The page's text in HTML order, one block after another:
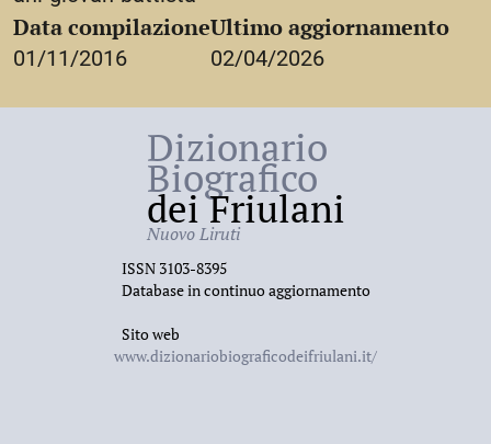
Data compilazione
01/11/2016
Ultimo aggiornamento
02/04/2026
Dizionario
Biografico
dei Friulani
Nuovo Liruti
ISSN 3103-8395
Database in continuo aggiornamento
Sito web
www.dizionariobiograficodeifriulani.it/